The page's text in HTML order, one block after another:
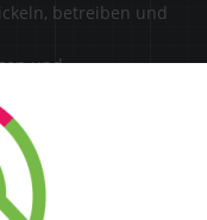
betreiben und
und